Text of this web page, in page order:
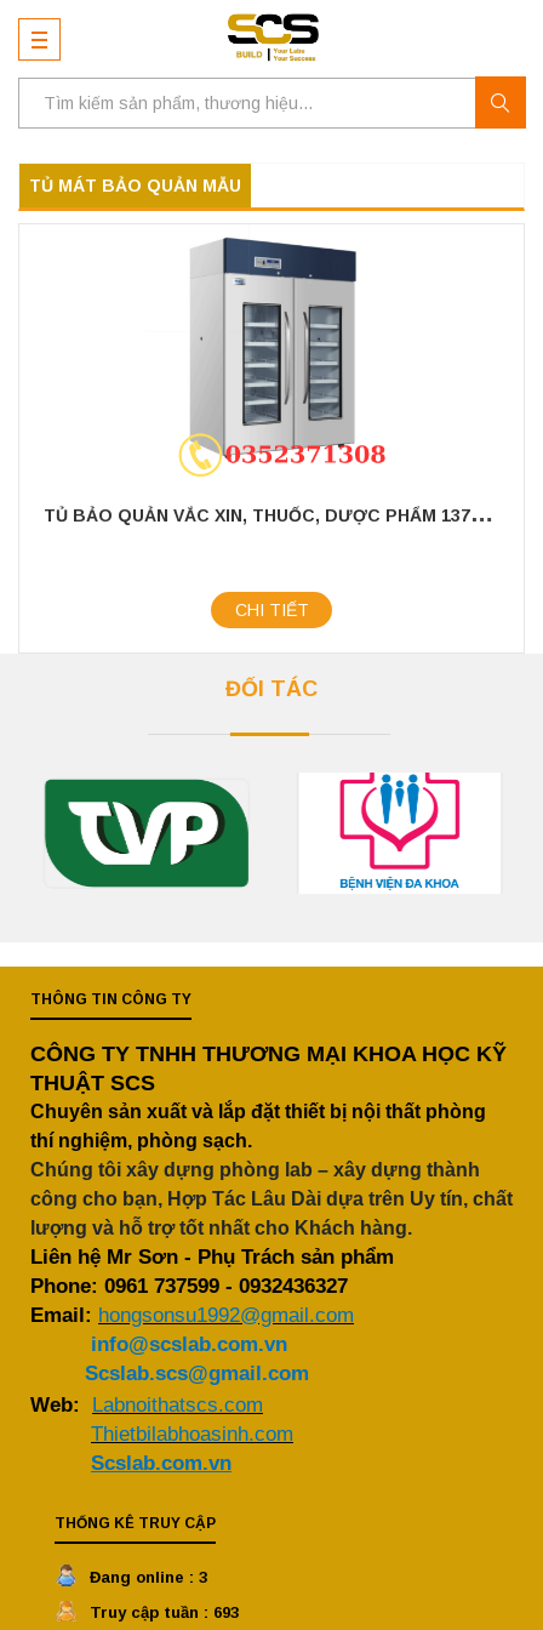
TỦ MÁT BẢO QUẢN MẪU
T
Ủ BẢO QUẢN VẮC XIN, THUỐC, DƯỢC PHẨM 1378 LÍT, CỬA KÍNH (2 ÷ 8OC), 2 CÁNH, MODEL: HYC-1378
CHI TIẾT
ĐỐI TÁC
THÔNG TIN CÔNG TY
CÔNG TY TNHH THƯƠNG MẠI KHOA HỌC KỸ
THUẬT SCS
Chuyên sản xuất và lắp đặt thiết bị nội thất phòng
thí nghiệm, phòng sạch.
Chúng tôi xây dựng phòng lab – xây dựng thành
công cho bạn, Hợp Tác Lâu Dài dựa trên Uy tín, chất
lượng và hỗ trợ tốt nhất cho Khách hàng.
Liên hệ Mr Sơn - Phụ Trách sản phẩm
Phone: 0961 737599 - 0932436327
Email: hongsonsu1992@gmail.com
info@scslab.com.vn
Scslab.scs@gmail.com
Web: Labnoithatscs.com
Thietbilabhoasinh.com
Scslab.com.vn
THỐNG KÊ TRUY CẬP
Đang online : 3
Truy cập tuần : 693